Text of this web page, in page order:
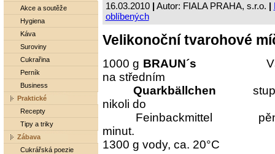
Akce a soutěže
Hygiena
Káva
Suroviny
Cukrařina
Perník
Business
Praktické
Recepty
Tipy a triky
Zábava
Cukrářská poezie
16.03.2010 | Autor: FIALA PRAHA, s.r.o. |
oblíbených
Velikonoční tvarohové
1000 g BRAUN´s Všechny
na středním
Quarkbällchen
stupni
nikoli do
Feinbackmittel pěny) a
minut.
1300 g vody, ca. 20°C